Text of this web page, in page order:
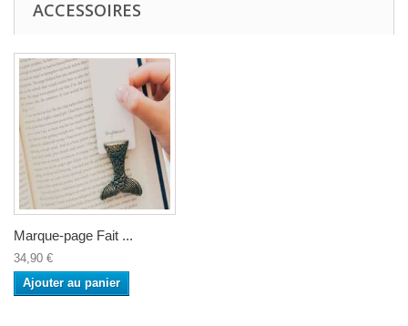
ACCESSOIRES
Marque-page Fait ...
34,90 €
Ajouter au panier